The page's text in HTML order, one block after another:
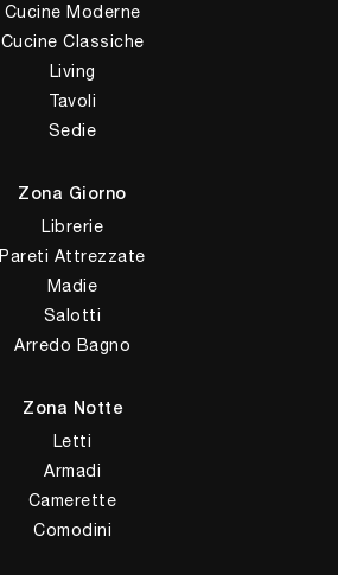
Cucine Moderne
Cucine Classiche
Living
Tavoli
Sedie
Zona Giorno
Librerie
Pareti Attrezzate
Madie
Salotti
Arredo Bagno
Zona Notte
Letti
Armadi
Camerette
Comodini